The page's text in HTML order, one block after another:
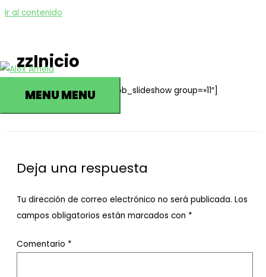
Ir al contenido
MENUMENU
zzInicio
[pb_slideshow group=»10″][pb_slideshow group=»11″]
Deja una respuesta
Tu dirección de correo electrónico no será publicada. Los
campos obligatorios están marcados con *
Comentario *